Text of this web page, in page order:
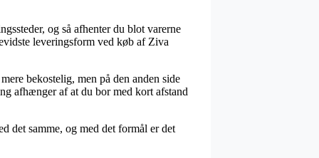
og så afhenter du blot varerne
leveringsform ved køb af Ziva
bekostelig, men på den anden side
afhænger af at du bor med kort afstand
det samme, og med det formål er det